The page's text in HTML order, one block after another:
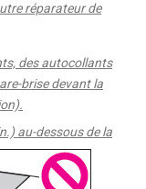
réparateur de
des autocollants
brise devant la
au-dessous de la